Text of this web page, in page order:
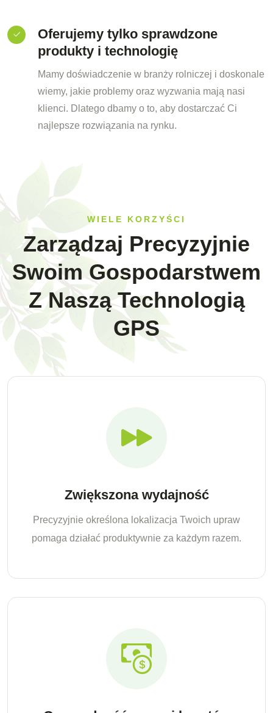
Oferujemy tylko sprawdzone
produkty i technologię
Mamy doświadczenie w branży rolniczej i doskonale
wiemy, jakie problemy oraz wyzwania mają nasi
klienci. Dlatego dbamy o to, aby dostarczać Ci
najlepsze rozwiązania na rynku.
WIELE KORZYŚCI
Zarządzaj Precyzyjnie
Swoim Gospodarstwem
Z Naszą Technologią
GPS
Zwiększona wydajność
Precyzyjnie określona lokalizacja Twoich upraw
pomaga działać produktywnie za każdym razem.